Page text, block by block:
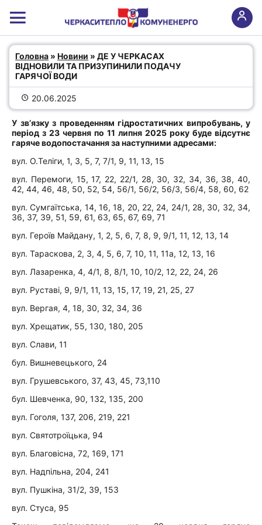
ДЕ У ЧЕРКАСАХ ВІДНОВИЛИ ТА
ПРИЗУПИНИЛИ ПОДАЧУ ГАРЯЧОЇ
ВОДИ
Головна » Новини » ДЕ У ЧЕРКАСАХ
ВІДНОВИЛИ ТА ПРИЗУПИНИЛИ ПОДАЧУ
ГАРЯЧОЇ ВОДИ
20.06.2025
У зв’язку з проведенням гідростатичних випробувань, у
період з 23 червня по 11 липня 2025 року буде відсутнє
гаряче водопостачання за наступними адресами:
вул. О.Теліги, 1, 3, 5, 7, 7/1, 9, 11, 13, 15
вул. Перемоги, 15, 17, 22, 22/1, 28, 30, 32, 34, 36, 38, 40,
42, 44, 46, 48, 50, 52, 54, 56/1, 56/2, 56/3, 56/4, 58, 60, 62
вул. Сумгаїтська, 14, 16, 18, 20, 22, 24, 24/1, 28, 30, 32, 34,
36, 37, 39, 51, 59, 61, 63, 65, 67, 69, 71
вул. Героїв Майдану, 1, 2, 5, 6, 7, 8, 9, 9/1, 11, 12, 13, 14
вул. Тараскова, 2, 3, 4, 5, 6, 7, 10, 11, 11а, 12, 13, 16
вул. Лазаренка, 4, 4/1, 8, 8/1, 10, 10/2, 12, 22, 24, 26
вул. Руставі, 9, 9/1, 11, 13, 15, 17, 19, 21, 25, 27
вул. Вергая, 4, 18, 30, 32, 34, 36
вул. Хрещатик, 55, 130, 180, 205
вул. Слави, 11
бул. Вишневецького, 24
вул. Грушевського, 37, 43, 45, 73,110
бул. Шевченка, 90, 132, 135, 200
вул. Гоголя, 137, 206, 219, 221
вул. Святотроїцька, 94
вул. Благовісна, 72, 169, 171
вул. Надпільна, 204, 241
вул. Пушкіна, 31/2, 39, 153
вул. Стуса, 95